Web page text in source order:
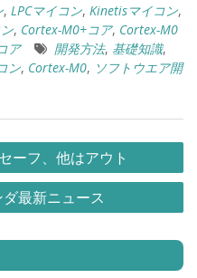
, LPCマイコン, Kinetisマイコン,
, Cortex-M0+コア, Cortex-M0
ア 開発方法, 基礎知識,
ン, Cortex-M0, ソフトウエア開
ーフ、他はアウト
最新ニュース